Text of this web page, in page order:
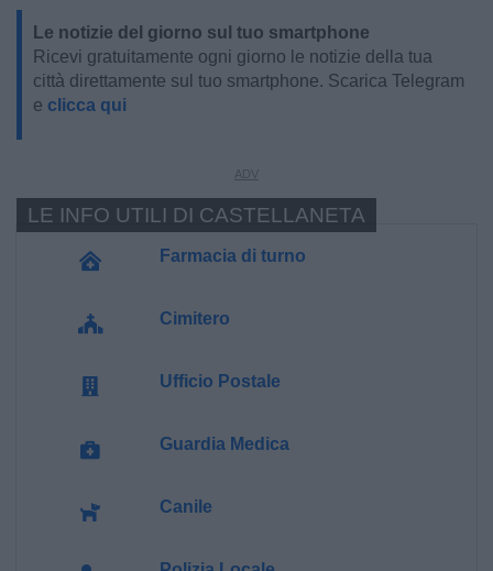
Le notizie del giorno sul tuo smartphone
Ricevi gratuitamente ogni giorno le notizie della tua
città direttamente sul tuo smartphone. Scarica Telegram
e clicca qui
Farmacia di turno
Cimitero
Ufficio Postale
Guardia Medica
Canile
LE INFO UTILI DI CASTELLANETA